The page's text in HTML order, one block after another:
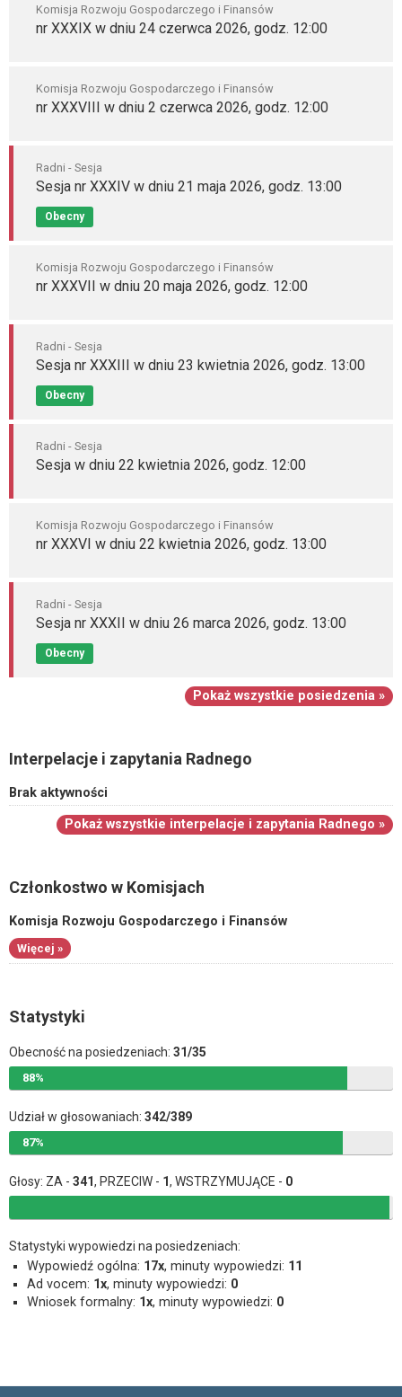
Komisja Rozwoju Gospodarczego i Finansów
nr XXXIX w dniu 24 czerwca 2026, godz. 12:00
Komisja Rozwoju Gospodarczego i Finansów
nr XXXVIII w dniu 2 czerwca 2026, godz. 12:00
Radni - Sesja
Sesja nr XXXIV w dniu 21 maja 2026, godz. 13:00
Obecny
Komisja Rozwoju Gospodarczego i Finansów
nr XXXVII w dniu 20 maja 2026, godz. 12:00
Radni - Sesja
Sesja nr XXXIII w dniu 23 kwietnia 2026, godz. 13:00
Obecny
Radni - Sesja
Sesja w dniu 22 kwietnia 2026, godz. 12:00
Komisja Rozwoju Gospodarczego i Finansów
nr XXXVI w dniu 22 kwietnia 2026, godz. 13:00
Radni - Sesja
Sesja nr XXXII w dniu 26 marca 2026, godz. 13:00
Obecny
Pokaż wszystkie posiedzenia »
Interpelacje i zapytania Radnego
Brak aktywności
Pokaż wszystkie interpelacje i zapytania Radnego »
Członkostwo w Komisjach
Komisja Rozwoju Gospodarczego i Finansów
Więcej »
Statystyki
Obecność na posiedzeniach: 31/35
88%
Udział w głosowaniach: 342/389
87%
Głosy: ZA - 341, PRZECIW - 1, WSTRZYMUJĄCE - 0
Statystyki wypowiedzi na posiedzeniach:
Wypowiedź ogólna: 17x, minuty wypowiedzi: 11
Ad vocem: 1x, minuty wypowiedzi: 0
Wniosek formalny: 1x, minuty wypowiedzi: 0